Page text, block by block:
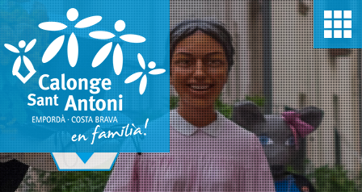
Pasar
al
contenido
principal